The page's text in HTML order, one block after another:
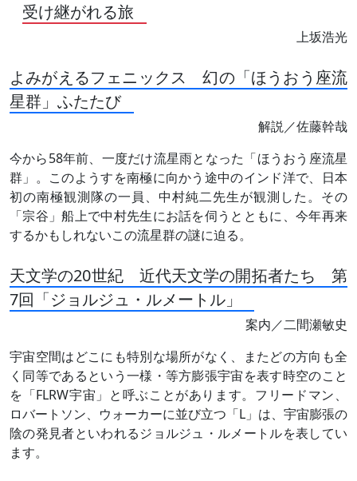
受け継がれる旅
上坂浩光
よみがえるフェニックス 幻の「ほうおう座流
星群」ふたたび
解説／佐藤幹哉
今から58年前、一度だけ流星雨となった「ほうおう座流星
群」。このようすを南極に向かう途中のインド洋で、日本
初の南極観測隊の一員、中村純二先生が観測した。その
「宗谷」船上で中村先生にお話を伺うとともに、今年再来
するかもしれないこの流星群の謎に迫る。
天文学の20世紀 近代天文学の開拓者たち 第
7回「ジョルジュ・ルメートル」
案内／二間瀬敏史
宇宙空間はどこにも特別な場所がなく、またどの方向も全
く同等であるという一様・等方膨張宇宙を表す時空のこと
を「FLRW宇宙」と呼ぶことがあります。フリードマン、
ロバートソン、ウォーカーに並び立つ「L」は、宇宙膨張の
陰の発見者といわれるジョルジュ・ルメートルを表してい
ます。